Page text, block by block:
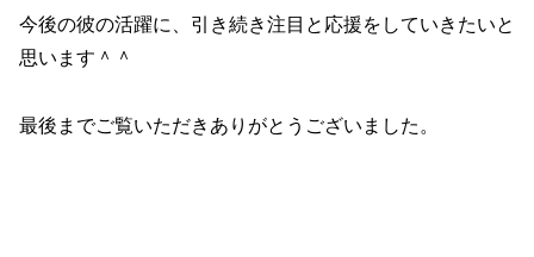
今後の彼の活躍に、引き続き注目と応援をしていきたいと
思います＾＾
最後までご覧いただきありがとうございました。